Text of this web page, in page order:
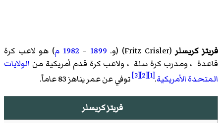
فريتز كريسلر(
Fritz Crisler)‏ (و. 1899
–
1982 م) هو لاعب كرة
قاعدة ، ومدرب كرة سلة ، ولاعب كرة قدم أمريكية من الولايات
المتحدة الأمريكية.
[1]
[2]
[3] توفي عن عمر يناهز 83 عاماً.
فريتز كريسلر